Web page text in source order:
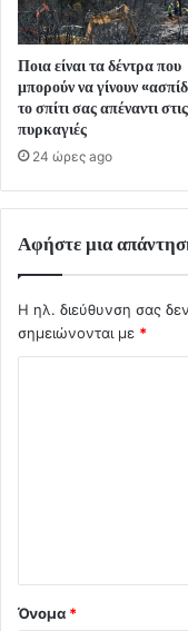
Ποια είναι τα δέντρα που
μπορούν να γίνουν
το σπίτι σας απέναντι στις
πυρκαγιές
24 ώρες ago
Αφήστε μια
Η ηλ. διεύθυνση σας
σημειώνονται με *
Όνομα *